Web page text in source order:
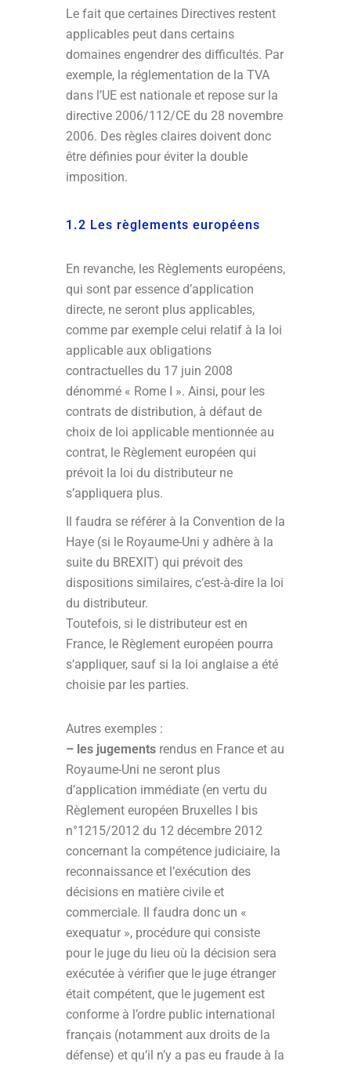
Le fait que certaines Directives restent
applicables peut dans certains
domaines engendrer des difficultés. Par
exemple, la réglementation de la TVA
dans l’UE est nationale et repose sur la
directive 2006/112/CE du 28 novembre
2006. Des règles claires doivent donc
être définies pour éviter la double
imposition.
1.2 Les règlements européens
En revanche, les Règlements européens,
qui sont par essence d’application
directe, ne seront plus applicables,
comme par exemple celui relatif à la loi
applicable aux obligations
contractuelles du 17 juin 2008
dénommé « Rome I ». Ainsi, pour les
contrats de distribution, à défaut de
choix de loi applicable mentionnée au
contrat, le Règlement européen qui
prévoit la loi du distributeur ne
s’appliquera plus.
Il faudra se référer à la Convention de la
Haye (si le Royaume-Uni y adhère à la
suite du BREXIT) qui prévoit des
dispositions similaires, c’est-à-dire la loi
du distributeur.
Toutefois, si le distributeur est en
France, le Règlement européen pourra
s’appliquer, sauf si la loi anglaise a été
choisie par les parties.
Autres exemples :
– les jugements rendus en France et au
Royaume-Uni ne seront plus
d’application immédiate (en vertu du
Règlement européen Bruxelles I bis
n°1215/2012 du 12 décembre 2012
concernant la compétence judiciaire, la
reconnaissance et l’exécution des
décisions en matière civile et
commerciale. Il faudra donc un «
exequatur », procédure qui consiste
pour le juge du lieu où la décision sera
exécutée à vérifier que le juge étranger
était compétent, que le jugement est
conforme à l’ordre public international
français (notamment aux droits de la
défense) et qu’il n’y a pas eu fraude à la